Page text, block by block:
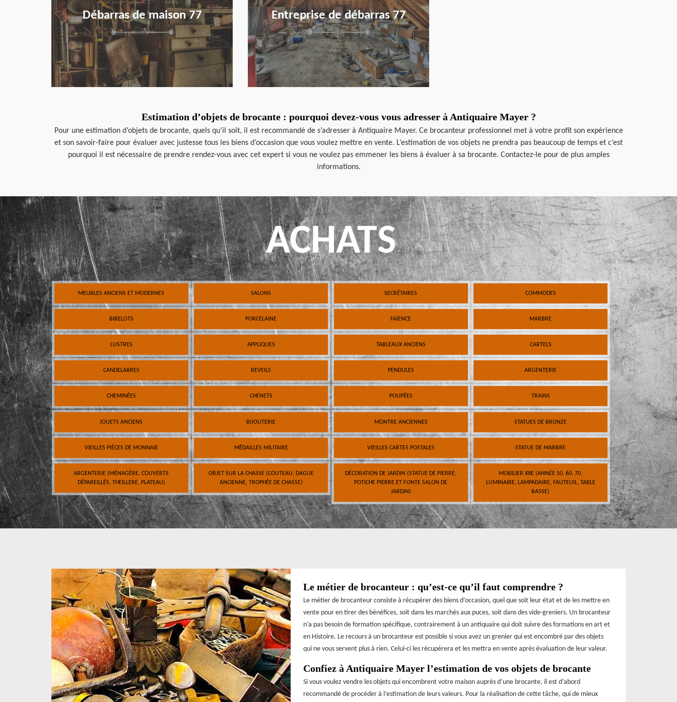
Débarras de maison 77 Entreprise de débarras 77
Estimation d’objets de brocante : pourquoi devez-vous vous adresser à Antiquaire Mayer ?
Pour une estimation d’objets de brocante, quels qu’il soit, il est recommandé de s’adresser à Antiquaire Mayer. Ce brocanteur professionnel met à votre profit son expérience
et son savoir-faire pour évaluer avec justesse tous les biens d’occasion que vous voulez mettre en vente. L’estimation de vos objets ne prendra pas beaucoup de temps et c’est
pourquoi il est nécessaire de prendre rendez-vous avec cet expert si vous ne voulez pas emmener les biens à évaluer à sa brocante. Contactez-le pour de plus amples
informations.
ACHATS
MEUBLES ANCIENS ET MODERNES SALONS SECRÉTAIRES COMMODES
BIBELOTS PORCELAINE FAÏENCE MARBRE
LUSTRES APPLIQUES TABLEAUX ANCIENS CARTELS
CANDELABRES REVEILS PENDULES ARGENTERIE
CHEMINÉES CHENETS POUPÉES TRAINS
JOUETS ANCIENS BIJOUTERIE MONTRE ANCIENNES STATUES DE BRONZE
VIEILLES PIÈCES DE MONNAIE MÉDAILLES MILITAIRE VIEILLES CARTES POSTALES STATUE DE MARBRE
ARGENTERIE (MÉNAGÈRE, COUVERTS
DÉPAREILLÉS, THEILLERE, PLATEAU)
OBJET SUR LA CHASSE (COUTEAU, DAGUE
ANCIENNE, TROPHÉE DE CHASSE)
DÉCORATION DE JARDIN (STATUE DE PIERRE,
POTICHE PIERRE ET FONTE SALON DE
JARDIN)
MOBILIER XXE (ANNÉE 50, 60, 70,
LUMINAIRE, LAMPADAIRE, FAUTEUIL, TABLE
BASSE)
Le métier de brocanteur : qu’est-ce qu’il faut comprendre ?
Le métier de brocanteur consiste à récupérer des biens d’occasion, quel que soit leur état et de les mettre en
vente pour en tirer des bénéfices, soit dans les marchés aux puces, soit dans des vide-greniers. Un brocanteur
n’a pas besoin de formation spécifique, contrairement à un antiquaire qui doit suivre des formations en art et
en Histoire. Le recours à un brocanteur est possible si vous avez un grenier qui est encombré par des objets
qui ne vous servent plus à rien. Celui-ci les récupérera et les mettra en vente après évaluation de leur valeur.
Confiez à Antiquaire Mayer l’estimation de vos objets de brocante
Si vous voulez vendre les objets qui encombrent votre maison auprès d’une brocante, il est d’abord
recommandé de procéder à l’estimation de leurs valeurs. Pour la réalisation de cette tâche, qui de mieux